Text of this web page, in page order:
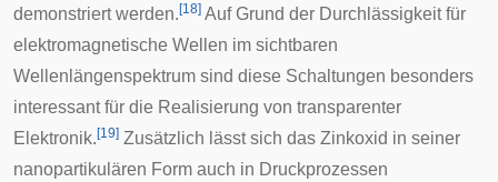
demonstriert werden. [18] Auf Grund der Durchlässigkeit für
elektromagnetische Wellen im sichtbaren
Wellenlängenspektrum sind diese Schaltungen besonders
interessant für die Realisierung von transparenter
Elektronik. [19] Zusätzlich lässt sich das Zinkoxid in seiner
nanopartikulären Form auch in Druckprozessen